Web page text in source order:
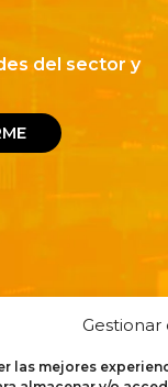
las mejores
del sector y